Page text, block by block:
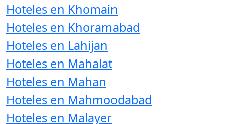
Hoteles en Khomain
Hoteles en Khoramabad
Hoteles en Lahijan
Hoteles en Mahalat
Hoteles en Mahan
Hoteles en Mahmoodabad
Hoteles en Malayer